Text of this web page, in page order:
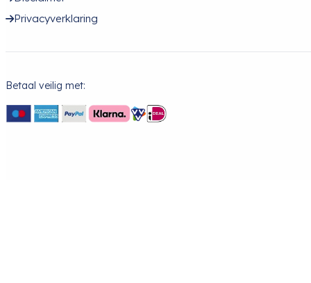
Privacyverklaring
Betaal veilig met: